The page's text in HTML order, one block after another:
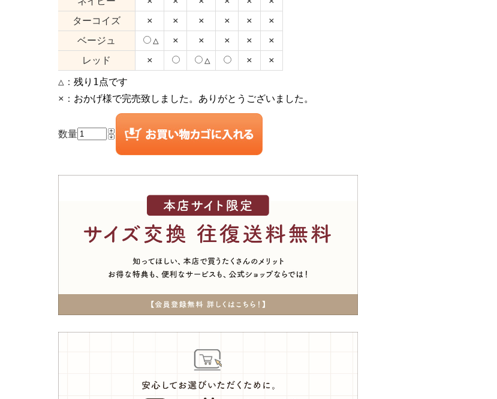
ターコイズ
× × × × ×
×
ベージュ
△ × × × ×
×
レッド
× △ ×
×
△： 残り1点です
×： おかげ様で完売致しました。ありがとうございました。
数量